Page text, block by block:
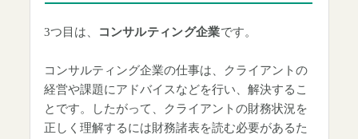
3つ目は、 コンサルティング企業です。
コンサルティング企業の仕事は、クライアントの
経営や課題にアドバイスなどを行い、解決するこ
とです。したがって、クライアントの財務状況を
正しく理解するには財務諸表を読む必要があるた